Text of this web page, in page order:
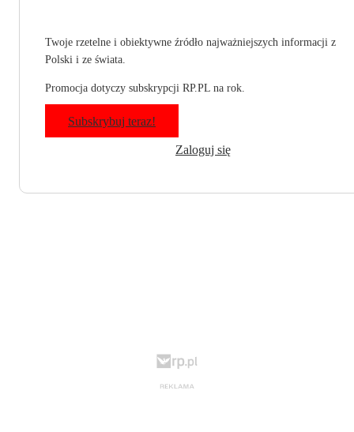
Twoje rzetelne i obiektywne źródło najważniejszych informacji z
Polski i ze świata.
Promocja dotyczy subskrypcji RP.PL na rok.
Subskrybuj teraz!
Zaloguj się